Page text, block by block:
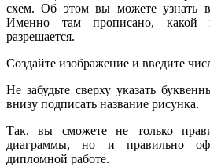
схем. Об этом вы можете узнать
Именно там прописано, какой
разрешается.
Создайте изображение и введите
Не забудьте сверху указать
внизу подписать название рисунка.
Так, вы сможете не только
диаграммы, но и правильно
дипломной работе.